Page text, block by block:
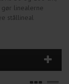
linealerne
stållineal